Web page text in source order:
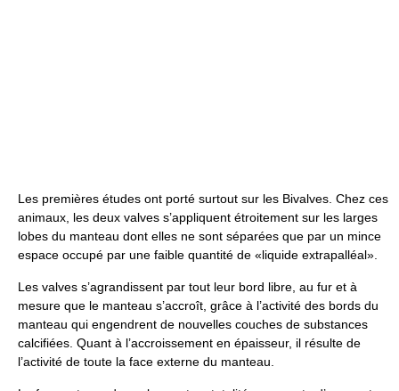
Les premières études ont porté surtout sur les Bivalves. Chez ces
animaux, les deux valves s’appliquent étroitement sur les larges
lobes du manteau dont elles ne sont séparées que par un mince
espace occupé par une faible quantité de «liquide extrapalléal».
Les valves s’agrandissent par tout leur bord libre, au fur et à
mesure que le manteau s’accroît, grâce à l’activité des bords du
manteau qui engendrent de nouvelles couches de substances
calcifiées. Quant à l’accroissement en épaisseur, il résulte de
l’activité de toute la face externe du manteau.